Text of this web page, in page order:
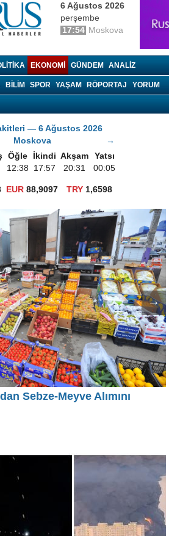
6 Ağustos 2026
perşembe
17:54 Moskova
EKONOMI GÜNDEM ANALIZ
BILIM SPOR YAŞAM RÖPORTAJ YORUM
— 6 Ağustos 2026
Moskova
→
Öğle İkindi Akşam
Yatsı
12:38 17:57 20:31 00:05
EUR 88,9097 TRY1,6598
→
Sebze-Meyve Alımını